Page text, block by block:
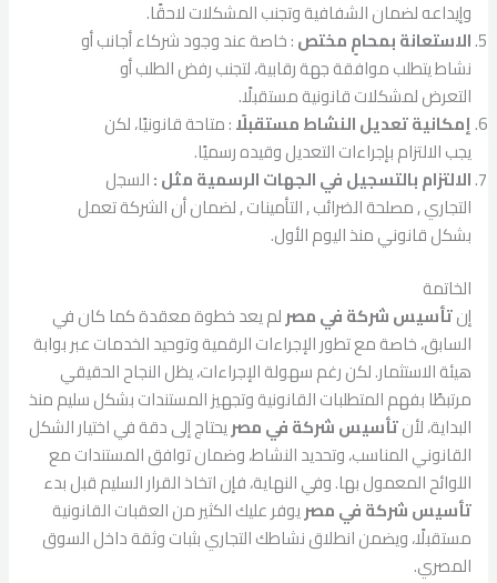
وإيداعه لضمان الشفافية وتجنب المشكلات لاحقًا.
الاستعانة بمحامٍ مختص: خاصة عند وجود شركاء أجانب أو
نشاط يتطلب موافقة جهة رقابية، لتجنب رفض الطلب أو
التعرض لمشكلات قانونية مستقبلًا.
إمكانية تعديل النشاط مستقبلًا: متاحة قانونيًا، لكن
يجب الالتزام بإجراءات التعديل وقيده رسميًا.
الالتزام بالتسجيل في الجهات الرسمية مثل :السجل
التجاري , مصلحة الضرائب , التأمينات , لضمان أن الشركة تعمل
بشكل قانوني منذ اليوم الأول.
الخاتمة
إنتأسيس شركة في مصرلم يعد خطوة معقدة كما كان في
السابق، خاصة مع تطور الإجراءات الرقمية وتوحيد الخدمات عبر بوابة
هيئة الاستثمار. لكن رغم سهولة الإجراءات، يظل النجاح الحقيقي
مرتبطًا بفهم المتطلبات القانونية وتجهيز المستندات بشكل سليم منذ
البداية، لأنتأسيس شركة في مصريحتاج إلى دقة في اختيار الشكل
القانوني المناسب، وتحديد النشاط، وضمان توافق المستندات مع
اللوائح المعمول بها. وفي النهاية، فإن اتخاذ القرار السليم قبل بدء
تأسيس شركة في مصريوفر عليك الكثير من العقبات القانونية
مستقبلًا، ويضمن انطلاق نشاطك التجاري بثبات وثقة داخل السوق
المصري.